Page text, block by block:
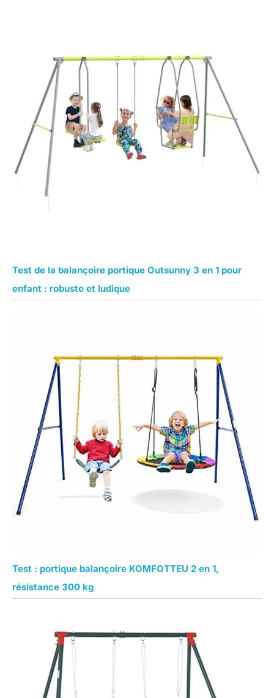
Test de la balançoire portique Outsunny 3 en 1 pour
enfant : robuste et ludique
Test : portique balançoire KOMFOTTEU 2 en 1,
résistance 300 kg